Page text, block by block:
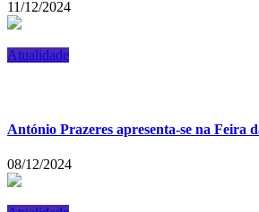
11/12/2024
Atualidade
António Prazeres apresenta-se na Feira
08/12/2024